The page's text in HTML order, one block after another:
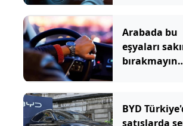
Arabada bu
eşyaları
bırakmayın
BYD
satışlarda